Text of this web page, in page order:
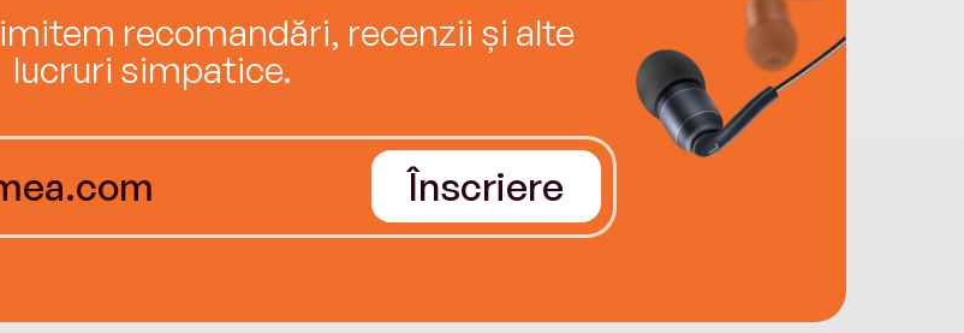
recomandări, recenzii și alte
lucruri simpatice.
Înscriere